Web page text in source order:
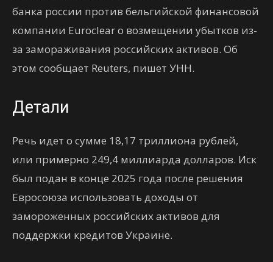
банка россии против бельгийской финансовой
компании Euroclear о возмещении убытков из-
за замораживания российских активов. Об
этом сообщает Reuters, пишет УНН.
Детали
Речь идет о сумме 18,17 триллиона рублей,
или примерно 249,4 миллиарда долларов. Иск
был подан в конце 2025 года после решения
Евросоюза использовать доходы от
замороженных российских активов для
поддержки кредитов Украине.